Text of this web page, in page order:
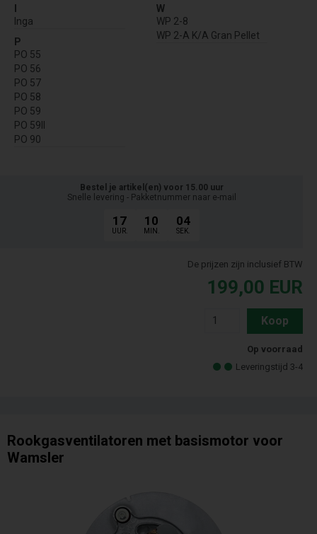
I
Inga
P
PO 55
PO 56
PO 57
PO 58
PO 59
PO 59II
PO 90
W
WP 2-8
WP 2-A K/A Gran Pellet
Bestel je artikel(en) voor 15.00 uur
Snelle levering - Pakketnummer naar e-mail
17
UUR.
10
MIN.
04
SEK.
De prijzen zijn inclusief BTW
199,00 EUR
Koop
Op voorraad
Leveringstijd 3-4
Rookgasventilatoren met basismotor voor
Wamsler